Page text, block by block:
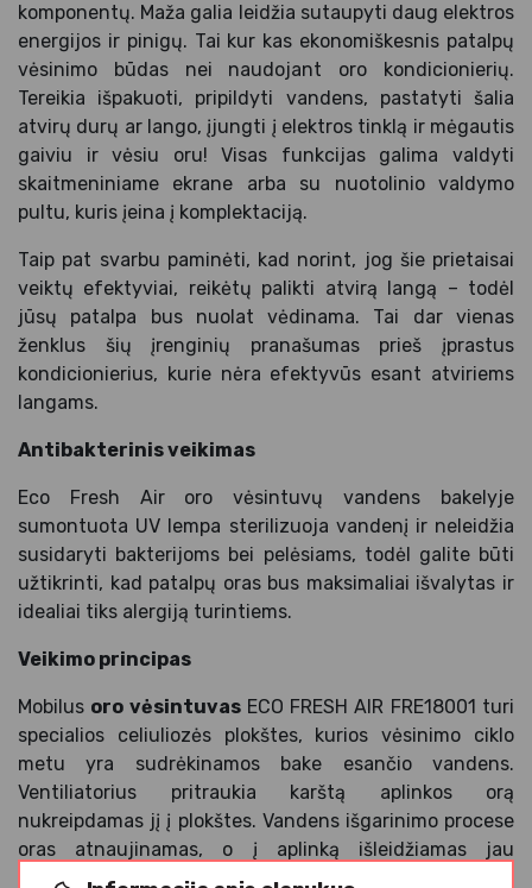
komponentų. Maža galia leidžia sutaupyti daug elektros
energijos ir pinigų. Tai kur kas ekonomiškesnis patalpų
vėsinimo būdas nei naudojant oro kondicionierių.
Tereikia išpakuoti, pripildyti vandens, pastatyti šalia
atvirų durų ar lango, įjungti į elektros tinklą ir mėgautis
gaiviu ir vėsiu oru! Visas funkcijas galima valdyti
skaitmeniniame ekrane arba su nuotolinio valdymo
pultu, kuris įeina į komplektaciją.
Taip pat svarbu paminėti, kad norint, jog šie prietaisai
veiktų efektyviai, reikėtų palikti atvirą langą – todėl
jūsų patalpa bus nuolat vėdinama. Tai dar vienas
ženklus šių įrenginių pranašumas prieš įprastus
kondicionierius, kurie nėra efektyvūs esant atviriems
langams.
Antibakterinis veikimas
Eco Fresh Air oro vėsintuvų vandens bakelyje
sumontuota UV lempa sterilizuoja vandenį ir neleidžia
susidaryti bakterijoms bei pelėsiams, todėl galite būti
užtikrinti, kad patalpų oras bus maksimaliai išvalytas ir
idealiai tiks alergiją turintiems.
Veikimo principas
Mobilus oro vėsintuvasECO FRESH AIR FRE18001 turi
specialios celiuliozės plokštes, kurios vėsinimo ciklo
metu yra sudrėkinamos bake esančio vandens.
Ventiliatorius pritraukia karštą aplinkos orą
nukreipdamas jį į plokštes. Vandens išgarinimo procese
oras atnaujinamas, o į aplinką išleidžiamas jau
atvėsintas gaivus oras, sumažindamas jutiminę